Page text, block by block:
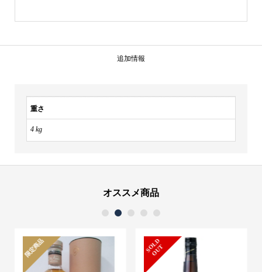
超
生
追加情報
重さ
4 kg
オススメ商品
限定商品 S
O
L
D
O
U
T
1 2 3 4 5